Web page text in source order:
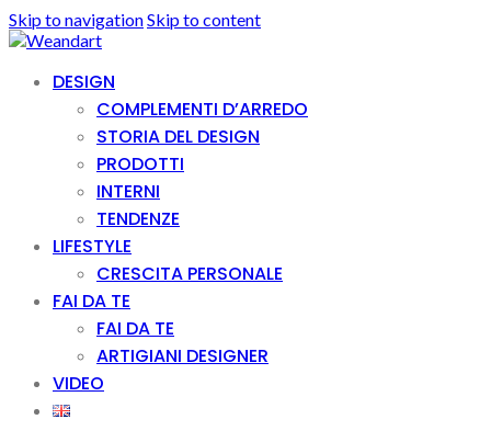
Skip to navigationSkip to content
DESIGN
COMPLEMENTI D’ARREDO
STORIA DEL DESIGN
PRODOTTI
INTERNI
TENDENZE
LIFESTYLE
CRESCITA PERSONALE
FAI DA TE
FAI DA TE
ARTIGIANI DESIGNER
VIDEO